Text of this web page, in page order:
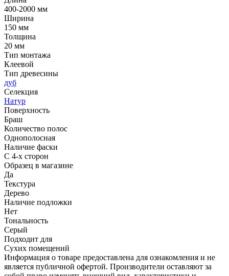
400-2000 мм
Ширина
150 мм
Толщина
20 мм
Тип монтажа
Клеевой
Тип древесины
дуб
Селекция
Натур
Поверхность
Браш
Количество полос
Однополосная
Наличие фаски
С 4-х сторон
Образец в магазине
Да
Текстура
Дерево
Наличие подложки
Нет
Тональность
Серый
Подходит для
Сухих помещений
Информация о товаре предоставлена для ознакомления и не
является публичной офертой. Производители оставляют за